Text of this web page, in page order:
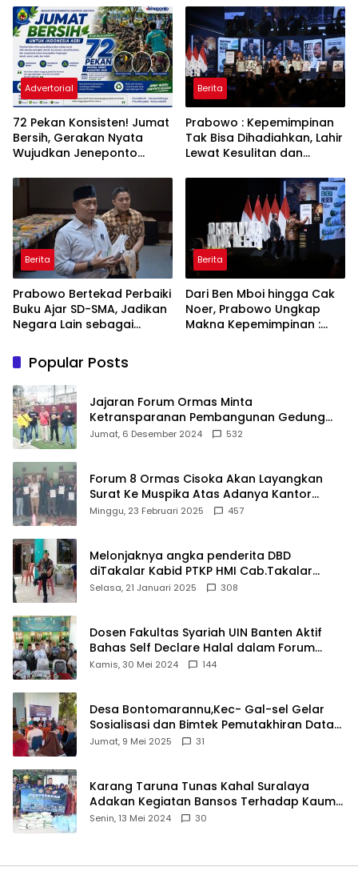
PLN
Babakan Madang
Advertorial
72 Pekan Konsisten! Jumat
Bersih, Gerakan Nyata
Wujudkan Jeneponto
ASRI
Berita
Prabowo : Kepemimpinan
Tak Bisa Dihadiahkan, Lahir
Lewat Kesulitan dan
Berita
Prabowo Bertekad Perbaiki
Buku Ajar SD-SMA, Jadikan
Negara Lain sebagai
Berita
Dari Ben Mboi hingga Cak
Noer, Prabowo Ungkap
Makna Kepemimpinan :
Popular Posts
Jajaran Forum Ormas Minta
Ketransparanan Pembangunan Gedung
Damkar Di Kecamatan Cisoka
Jumat, 6 Desember 2024 532
Forum 8 Ormas Cisoka Akan Layangkan
Surat Ke Muspika Atas Adanya Kantor
Matel di Cisoka
Minggu, 23 Februari 2025 457
Melonjaknya angka penderita DBD
diTakalar Kabid PTKP HMI Cab.Takalar
angkat bicara
Selasa, 21 Januari 2025 308
Dosen Fakultas Syariah UIN Banten Aktif
Bahas Self Declare Halal dalam Forum
Ijtima Ulama MUI
Kamis, 30 Mei 2024 144
Desa Bontomarannu,Kec- Gal-sel Gelar
Sosialisasi dan Bimtek Pemutakhiran Data
ID
Jumat, 9 Mei 2025 31
Karang Taruna Tunas Kahal Suralaya
Adakan Kegiatan Bansos Terhadap Kaum
Dhuafa dan Anak Yatim-Piatu
Senin, 13 Mei 2024 30